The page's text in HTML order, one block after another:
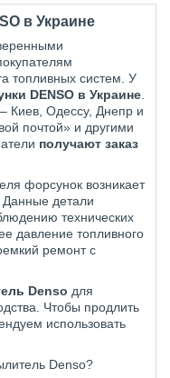
в Украине
топливных систем. У
DENSO в Украине
Киев, Одессу, Днепр и
почтой» и другими
получают заказ
форсунок возникает
Данные детали
технических
давление топливного
ремонт с
Denso для
Чтобы продлить
использовать
Denso?